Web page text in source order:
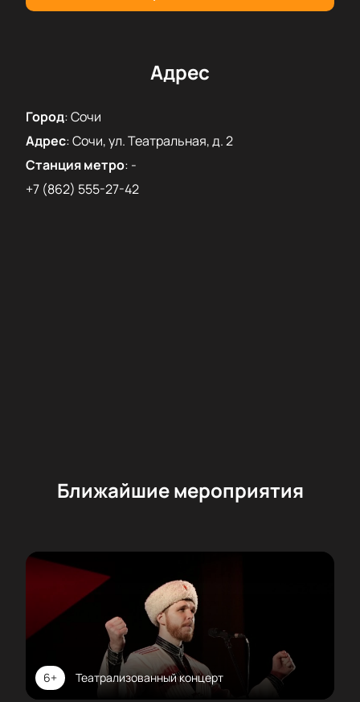
Адрес
Город:Сочи
Адрес:Сочи, ул. Театральная, д. 2
Станция метро: -
+7 (862) 555-27-42
Ближайшие мероприятия
Театрализованный концерт
6+